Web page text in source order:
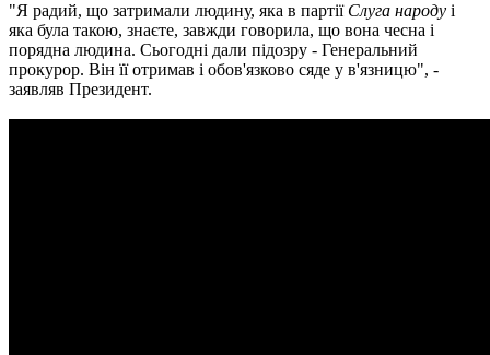
"Я радий, що затримали людину, яка в партії Слуга народу і
яка була такою, знаєте, завжди говорила, що вона чесна і
порядна людина. Сьогодні дали підозру - Генеральний
прокурор. Він її отримав і обов'язково сяде у в'язницю", -
заявляв Президент.